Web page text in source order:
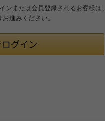
ンまたは会員登録されるお客様は、
進みください。